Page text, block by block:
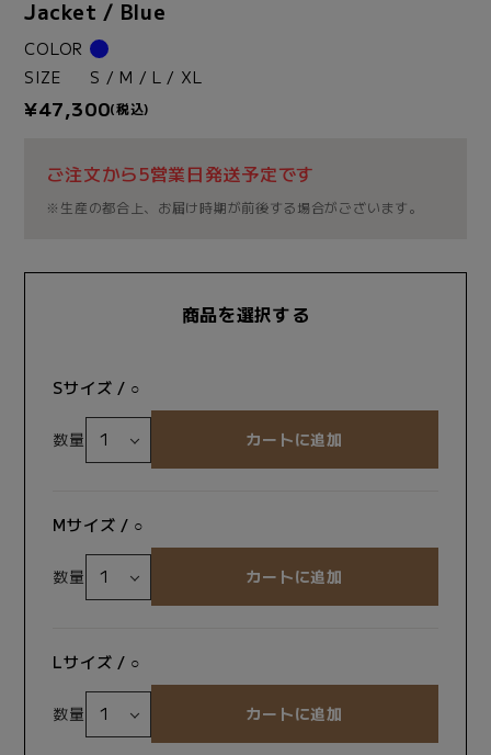
Jacket / Blue
COLOR
SIZE
S / M / L / XL
¥47,300(税込)
ご注文から5営業日発送予定です
※生産の都合上、お届け時期が前後する場合がございます。
商品を選択する
Sサイズ / ○
数量
Mサイズ / ○
数量
Lサイズ / ○
数量